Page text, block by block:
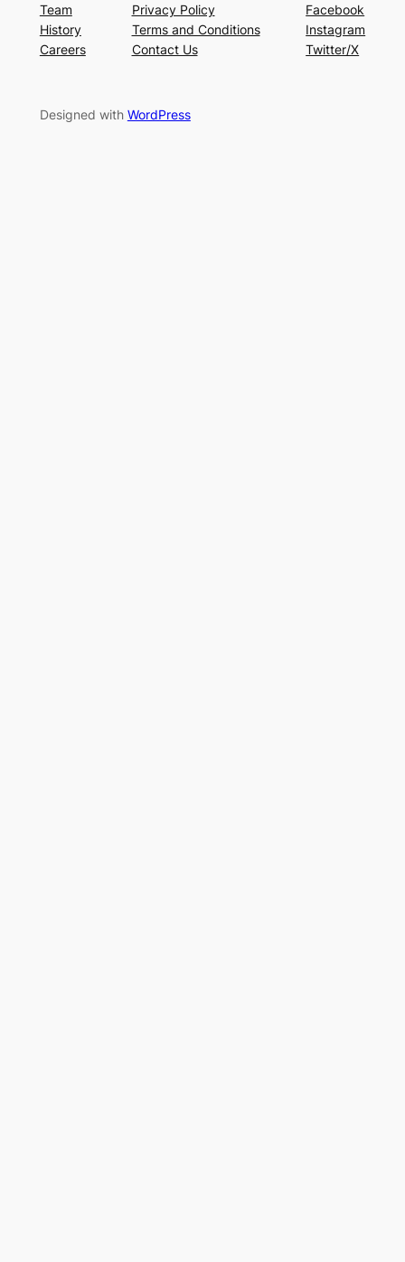
Team
History
Careers
Privacy Policy
Terms and Conditions
Contact Us
Facebook
Instagram
Twitter/X
Designed with WordPress